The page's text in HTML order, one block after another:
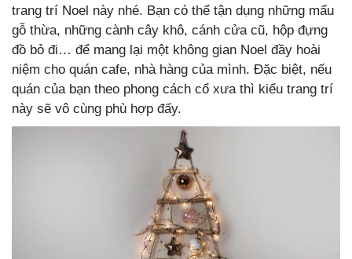
trang trí Noel này nhé. Bạn có thể tận dụng những mẩu
gỗ thừa, những cành cây khô, cánh cửa cũ, hộp đựng
đồ bỏ đi… để mang lại một không gian Noel đầy hoài
niệm cho quán cafe, nhà hàng của mình. Đặc biệt, nếu
quán của bạn theo phong cách cổ xưa thì kiểu trang trí
này sẽ vô cùng phù hợp đấy.